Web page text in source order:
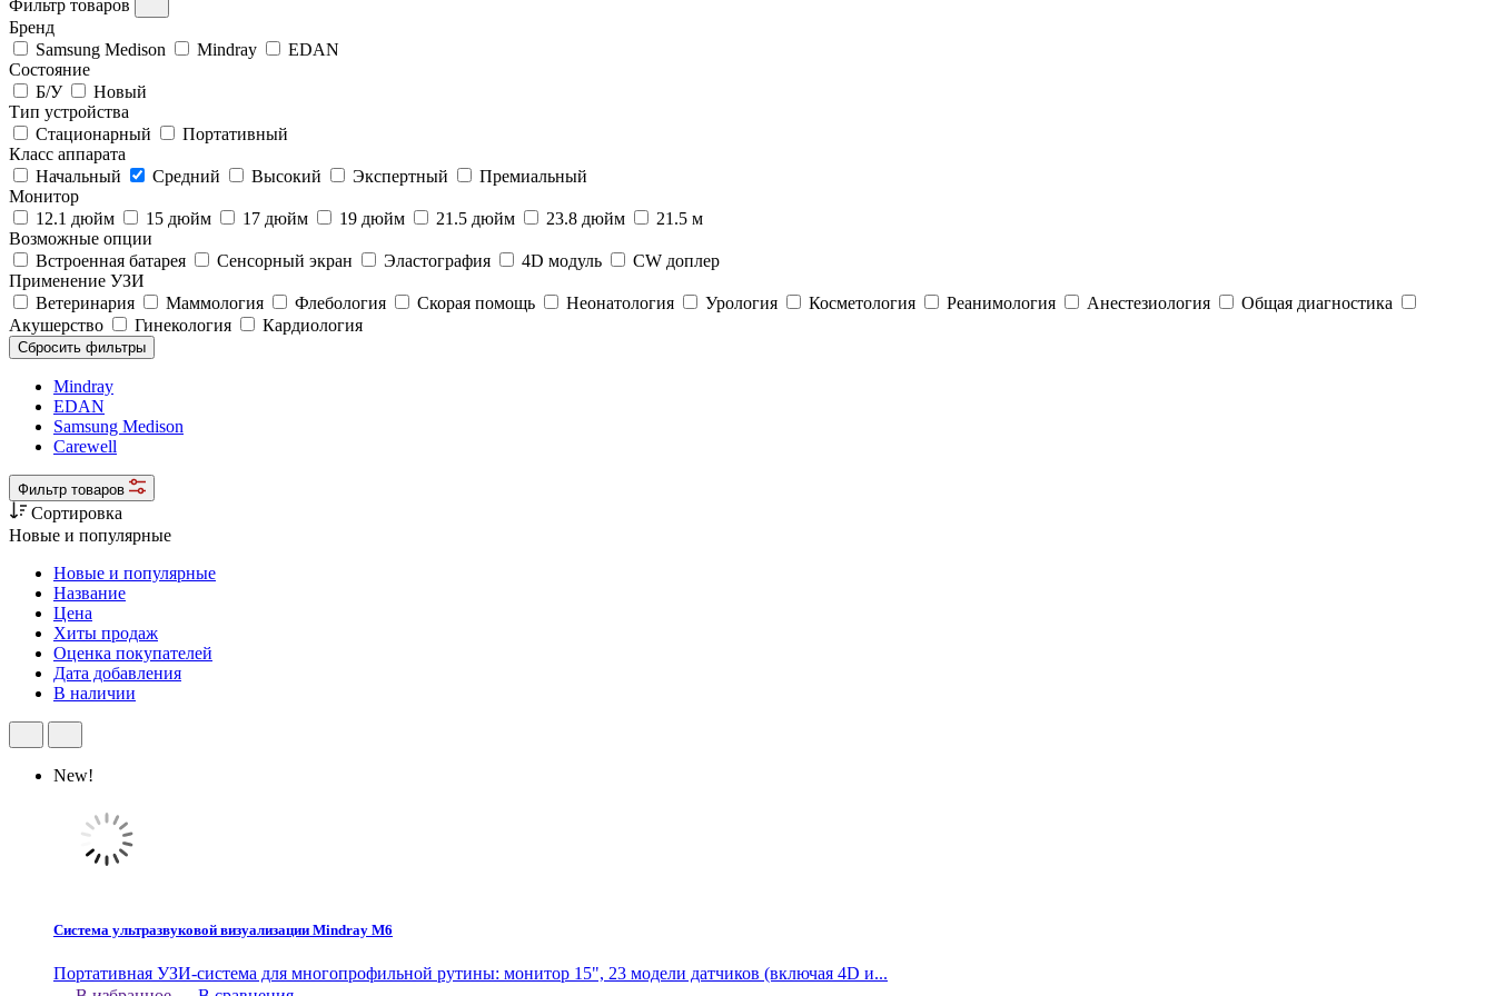
Фильтр товаров
Бренд
Samsung Medison
Mindray
EDAN
Состояние
Б/У
Новый
Тип устройства
Стационарный
Портативный
Класс аппарата
Начальный
Средний Высокий Экспертный
Премиальный
Монитор
12.1 дюйм
15 дюйм 17 дюйм 19 дюйм 21.5 дюйм 23.8 дюйм
21.5 м
Возможные опции
Встроенная батарея
Сенсорный экран Эластография 4D модуль
CW доплер
Применение УЗИ
Ветеринария
Маммология Флебология Скорая помощь Неонатология Урология Косметология Реанимология Анестезиология
Общая диагностика
Акушерство
Гинекология Кардиология
Сбросить фильтры
Mindray
EDAN
Samsung Medison
Carewell
Фильтр товаров
Сортировка
Новые и популярные
Новые и популярные
Название
Цена
Хиты продаж
Оценка покупателей
Дата добавления
В наличии
New!
Система ультразвуковой визуализации Mindray M6
Портативная УЗИ-система для многопрофильной рутины: монитор 15", 23 модели датчиков (включая 4D и...